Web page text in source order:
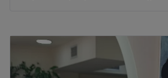
Τρίτη
Πέμπτη